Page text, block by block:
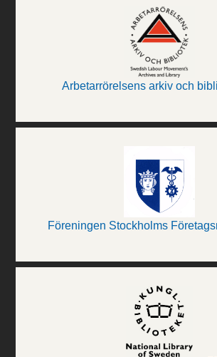
Arbetarrörelsens arkiv och
Föreningen Stockholms